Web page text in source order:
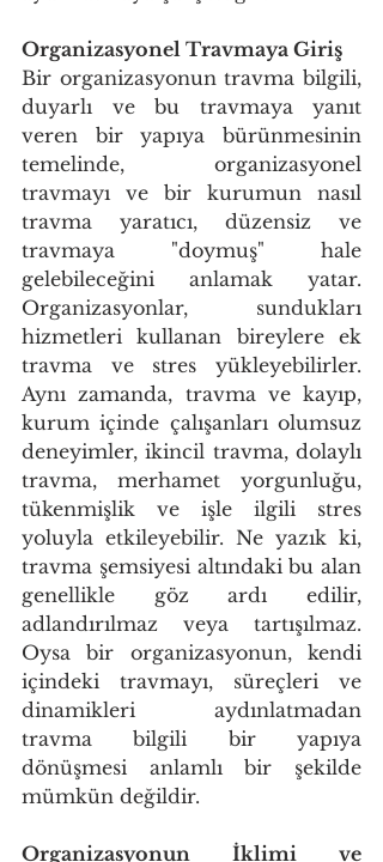
Organizasyonel Travmaya Giriş
Bir organizasyonun travma bilgili,
duyarlı ve bu travmaya yanıt
veren bir yapıya bürünmesinin
temelinde, organizasyonel
travmayı ve bir kurumun nasıl
travma yaratıcı, düzensiz ve
travmaya "doymuş" hale
gelebileceğini anlamak yatar.
Organizasyonlar, sundukları
hizmetleri kullanan bireylere ek
travma ve stres yükleyebilirler.
Aynı zamanda, travma ve kayıp,
kurum içinde çalışanları olumsuz
deneyimler, ikincil travma, dolaylı
travma, merhamet yorgunluğu,
tükenmişlik ve işle ilgili stres
yoluyla etkileyebilir. Ne yazık ki,
travma şemsiyesi altındaki bu alan
genellikle göz ardı edilir,
adlandırılmaz veya tartışılmaz.
Oysa bir organizasyonun, kendi
içindeki travmayı, süreçleri ve
dinamikleri aydınlatmadan
travma bilgili bir yapıya
dönüşmesi anlamlı bir şekilde
mümkün değildir.
Organizasyonun İklimi ve